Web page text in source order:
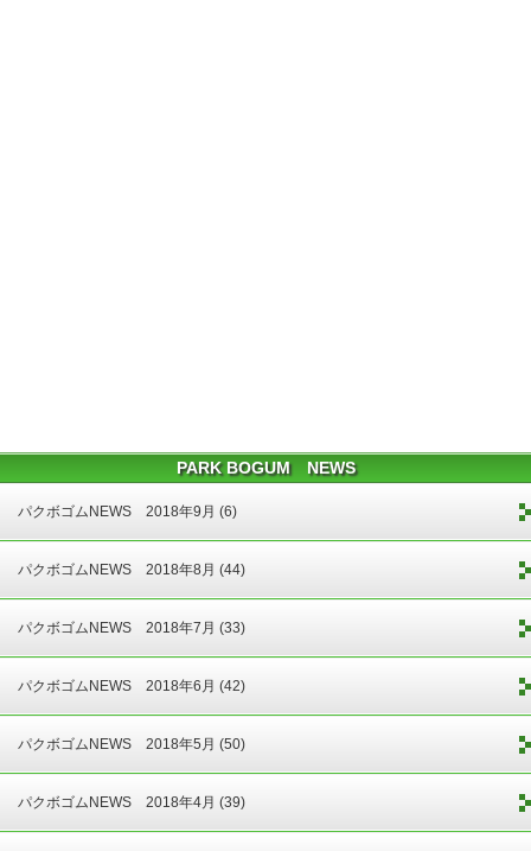
PARK BOGUM NEWS
パクボゴムNEWS 2018年9月 (6)
パクボゴムNEWS 2018年8月 (44)
パクボゴムNEWS 2018年7月 (33)
パクボゴムNEWS 2018年6月 (42)
パクボゴムNEWS 2018年5月 (50)
パクボゴムNEWS 2018年4月 (39)